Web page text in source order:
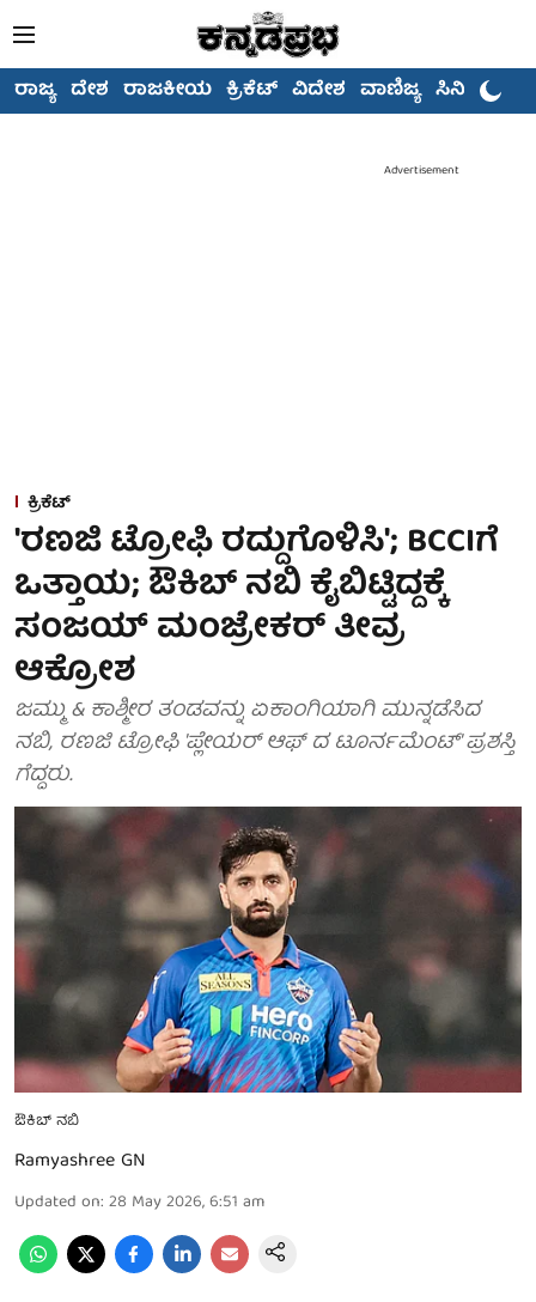
ರಾಜ್ಯ ದೇಶ ರಾಜಕೀಯ ಕ್ರಿಕೆಟ್ ವಿದೇಶ ವಾಣಿಜ್ಯ ಸಿನಿಮಾ
Advertisement
ಕ್ರಿಕೆಟ್
'ರಣಜಿ ಟ್ರೋಫಿ ರದ್ದುಗೊಳಿಸಿ'; BCCIಗೆ
ಒತ್ತಾಯ; ಔಕಿಬ್ ನಬಿ ಕೈಬಿಟ್ಟಿದ್ದಕ್ಕೆ
ಸಂಜಯ್ ಮಂಜ್ರೇಕರ್ ತೀವ್ರ
ಆಕ್ರೋಶ
ಜಮ್ಮು & ಕಾಶ್ಮೀರ ತಂಡವನ್ನು ಏಕಾಂಗಿಯಾಗಿ ಮುನ್ನಡೆಸಿದ
ನಬಿ, ರಣಜಿ ಟ್ರೋಫಿ 'ಪ್ಲೇಯರ್ ಆಫ್ ದ ಟೂರ್ನಮೆಂಟ್‌' ಪ್ರಶಸ್ತಿ
ಗೆದ್ದರು.
ಔಕಿಬ್ ನಬಿ
Ramyashree GN
Updated on: 28 May 2026, 6:51 am